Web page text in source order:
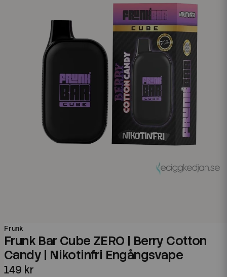
Frunk
Frunk Bar Cube ZERO | Berry Cotton
Candy | Nikotinfri Engångsvape
149 kr